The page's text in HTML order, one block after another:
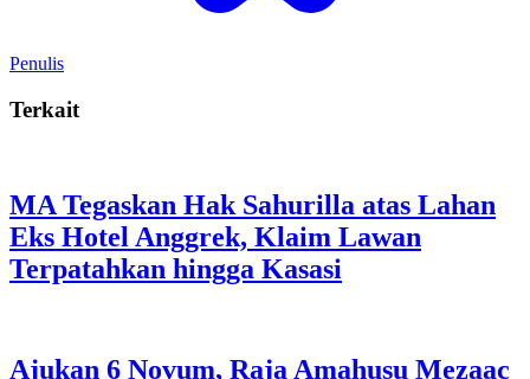
Penulis
Terkait
MA Tegaskan Hak Sahurilla atas Lahan
Eks Hotel Anggrek, Klaim Lawan
Terpatahkan hingga Kasasi
Ajukan 6 Novum, Raja Amahusu Mezaac